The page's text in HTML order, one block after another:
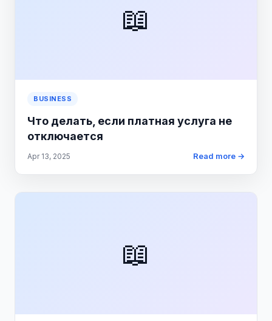
📖
BUSINESS
Что делать, если платная услуга не
отключается
Apr 13, 2025 Read more →
📖